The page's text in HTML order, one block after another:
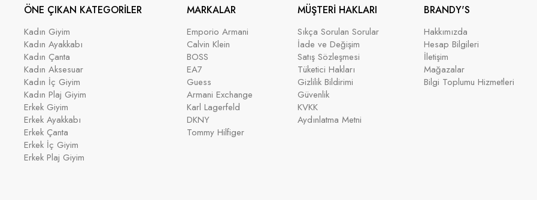
ÖNE ÇIKAN KATEGORİLER
Kadın Giyim
Kadın Ayakkabı
Kadın Çanta
Kadın Aksesuar
Kadın İç Giyim
Kadın Plaj Giyim
Erkek Giyim
Erkek Ayakkabı
Erkek Çanta
Erkek İç Giyim
Erkek Plaj Giyim
MARKALAR
Emporio Armani
Calvin Klein
BOSS
EA7
Guess
Armani Exchange
Karl Lagerfeld
DKNY
Tommy Hilfiger
MÜŞTERİ HAKLARI
Sıkça Sorulan Sorular
İade ve Değişim
Satış Sözleşmesi
Tüketici Hakları
Gizlilik Bildirimi
Güvenlik
KVKK
Aydınlatma Metni
BRANDY'S
Hakkımızda
Hesap Bilgileri
İletişim
Mağazalar
Bilgi Toplumu Hizmetleri